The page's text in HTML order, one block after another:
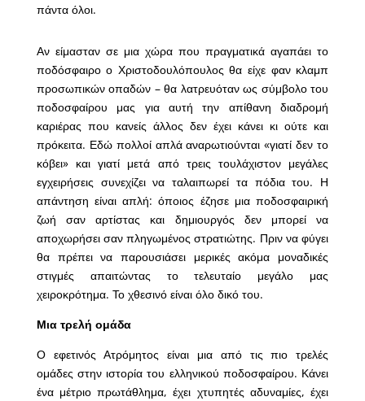
πάντα όλοι.
Αν είμασταν σε μια χώρα που πραγματικά αγαπάει το
ποδόσφαιρο ο Χριστοδουλόπουλος θα είχε φαν κλαμπ
προσωπικών οπαδών – θα λατρευόταν ως σύμβολο του
ποδοσφαίρου μας για αυτή την απίθανη διαδρομή
καριέρας που κανείς άλλος δεν έχει κάνει κι ούτε και
πρόκειτα. Εδώ πολλοί απλά αναρωτιούνται «γιατί δεν το
κόβει» και γιατί μετά από τρεις τουλάχιστον μεγάλες
εγχειρήσεις συνεχίζει να ταλαιπωρεί τα πόδια του. Η
απάντηση είναι απλή: όποιος έζησε μια ποδοσφαιρική
ζωή σαν αρτίστας και δημιουργός δεν μπορεί να
αποχωρήσει σαν πληγωμένος στρατιώτης. Πριν να φύγει
θα πρέπει να παρουσιάσει μερικές ακόμα μοναδικές
στιγμές απαιτώντας το τελευταίο μεγάλο μας
χειροκρότημα. Το χθεσινό είναι όλο δικό του.
Μια τρελή ομάδα
Ο εφετινός Ατρόμητος είναι μια από τις πιο τρελές
ομάδες στην ιστορία του ελληνικού ποδοσφαίρου. Κάνει
ένα μέτριο πρωτάθλημα, έχει χτυπητές αδυναμίες, έχει